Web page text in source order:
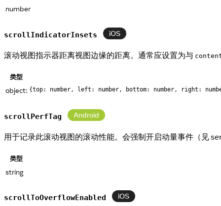
number
scrollIndicatorInsets iOS
滚动视图指示器距离视图边缘的距离。通常应设置为与
类型
object: {top: number, left: number, bottom: number, right:
scrollPerfTag Android
用于记录此滚动视图的滚动性能。会强制开启动量事件（见
类型
string
scrollToOverflowEnabled iOS